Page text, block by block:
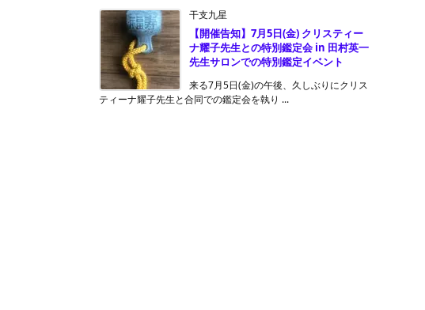
干支九星
【開催告知】7月5日(金) クリスティー
ナ耀子先生との特別鑑定会 in 田村英一
先生サロンでの特別鑑定イベント
来る7月5日(金)の午後、久しぶりにクリス
ティーナ耀子先生と合同での鑑定会を執り ...